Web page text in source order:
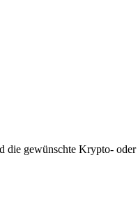
die gewünschte Krypto-